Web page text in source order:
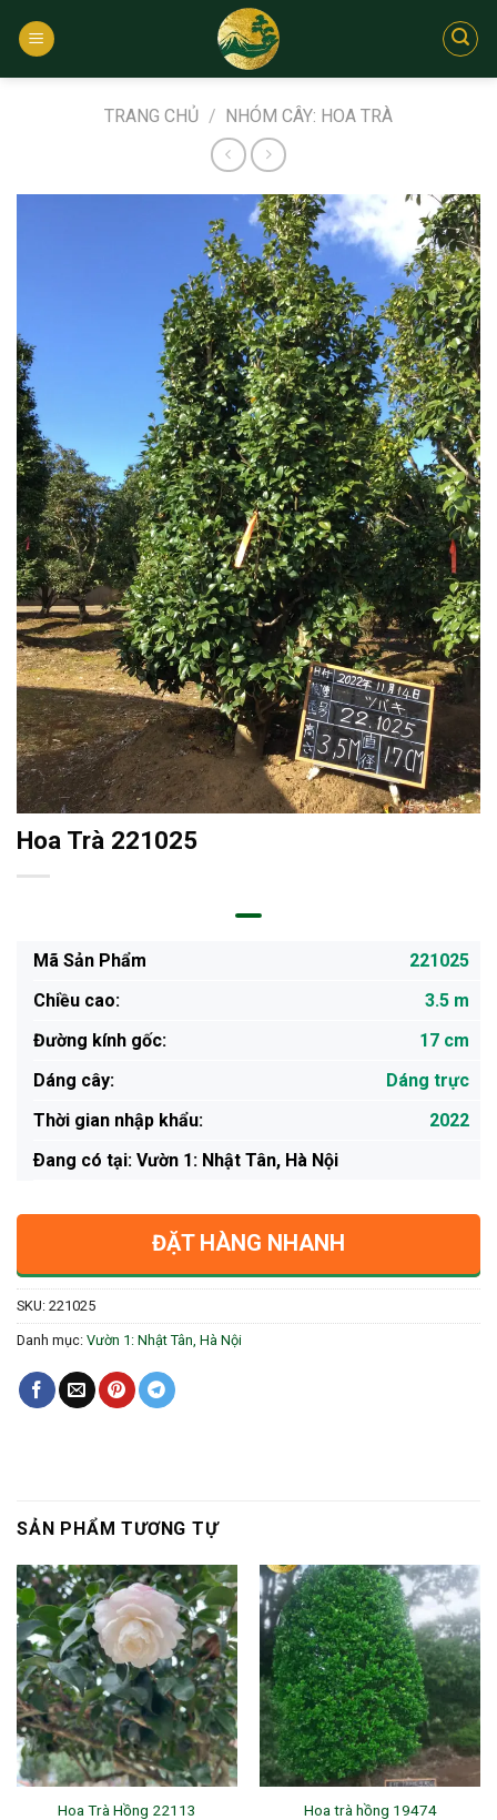
qua
TRANG CHỦ / NHÓM CÂY: HOA TRÀ
Hoa Trà 221025
Mã Sản Phẩm
221025
Chiều cao:
3.5 m
Đường kính gốc:
17 cm
Dáng cây:
Dáng trực
Thời gian nhập khẩu:
2022
Ðang có tại: Vườn 1: Nhật Tân, Hà Nội
ĐẶT HÀNG NHANH
SKU: 221025
Danh mục: Vườn 1: Nhật Tân, Hà Nội
SẢN PHẨM TƯƠNG TỰ
Hoa Trà Hồng 22113 Hoa trà hồng 19474